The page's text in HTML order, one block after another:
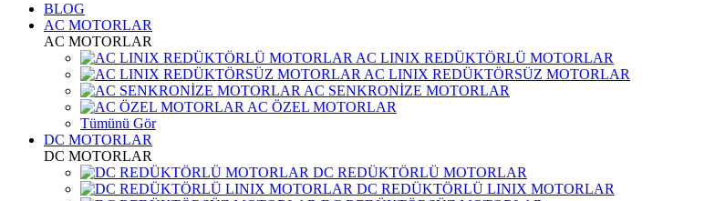
BLOG
AC MOTORLAR
AC MOTORLAR
AC LINIX REDÜKTÖRLÜ MOTORLAR
AC LINIX REDÜKTÖRSÜZ MOTORLAR
AC SENKRONİZE MOTORLAR
AC ÖZEL MOTORLAR
Tümünü Gör
DC MOTORLAR
DC MOTORLAR
DC REDÜKTÖRLÜ MOTORLAR
DC REDÜKTÖRLÜ LINIX MOTORLAR